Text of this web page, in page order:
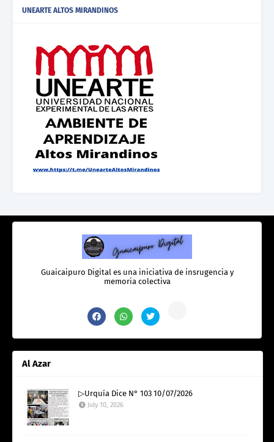
UNEARTE ALTOS MIRANDINOS
Guaicaipuro Digital es una iniciativa de insrugencia y
memoria colectiva
Al Azar
▷Urquía Dice N° 103 10/07/2026
July 10, 2026